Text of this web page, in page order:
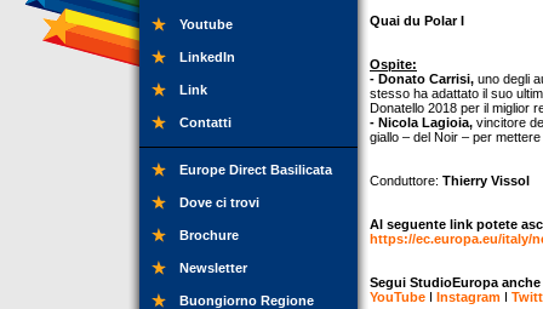
Youtube
LinkedIn
Link
Contatti
Europe Direct Basilicata
Dove ci trovi
Brochure
Newsletter
Buongiorno Regione
Quai du Polar I
Ospite:
- Donato Carrisi, uno degli
stesso ha adattato il suo
Donatello 2018 per il miglior
- Nicola Lagioia, vincitore
giallo – del Noir – per
Conduttore: Thierry Vissol
Al seguente link potete
https://ec.europa.eu/italy/
Segui StudioEuropa
YouTube I Instagram I